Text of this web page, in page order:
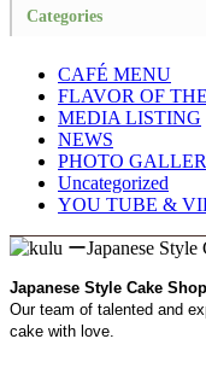
Categories
CAFÉ MENU
FLAVOR OF
MEDIA LISTING
NEWS
PHOTO
Uncategorized
YOU TUBE &
Japanese Style Cake
Our team of talented and
cake with love.